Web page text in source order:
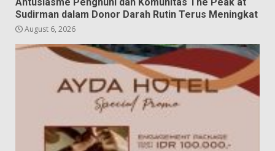
Sudirman dalam Donor Darah Rutin Terus Meningkat
August 6, 2026